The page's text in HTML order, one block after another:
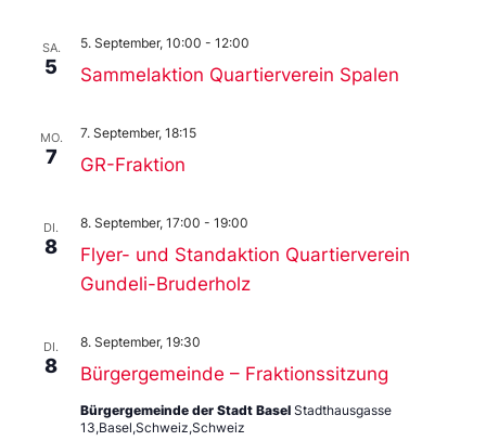
SA.
5 Sammelaktion Quartierverein Spalen
5. September, 10:00 - 12:00
MO.
7 GR-Fraktion
7. September, 18:15
DI.
8
Flyer- und Standaktion Quartierverein
Gundeli-Bruderholz
8. September, 17:00 - 19:00
DI.
8 Bürgergemeinde – Fraktionssitzung
8. September, 19:30
Bürgergemeinde der Stadt Basel Stadthausgasse
13,Basel,Schweiz,Schweiz